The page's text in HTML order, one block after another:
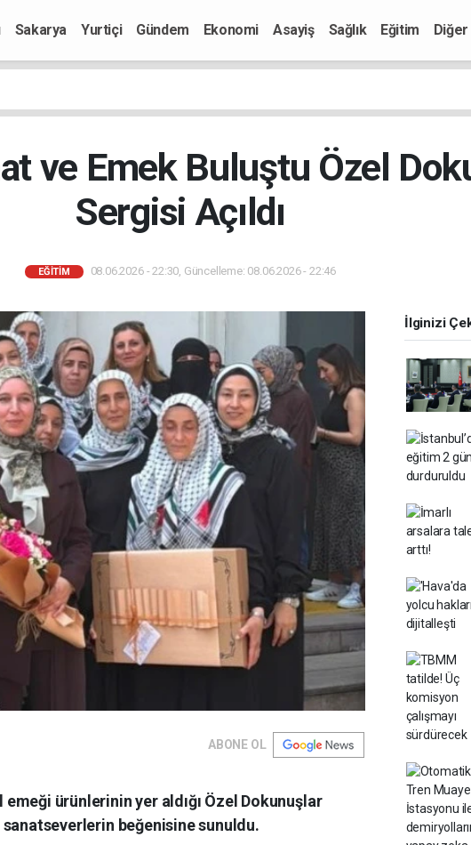
Sakarya Yurtiçi Gündem Ekonomi Asayiş Sağlık Eğitim Diğer
ve Emek Buluştu Özel
Sergisi Açıldı
EĞITIM 08.06.2026 - 22:30, Güncelleme: 08.06.2026 - 22:46
ABONE OL
ürünlerinin yer aldığı Özel Dokunuşlar
beğenisine sunuldu.
İlginizi